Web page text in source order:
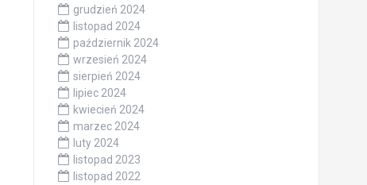
grudzień 2024
listopad 2024
październik 2024
wrzesień 2024
sierpień 2024
lipiec 2024
kwiecień 2024
marzec 2024
luty 2024
listopad 2023
listopad 2022